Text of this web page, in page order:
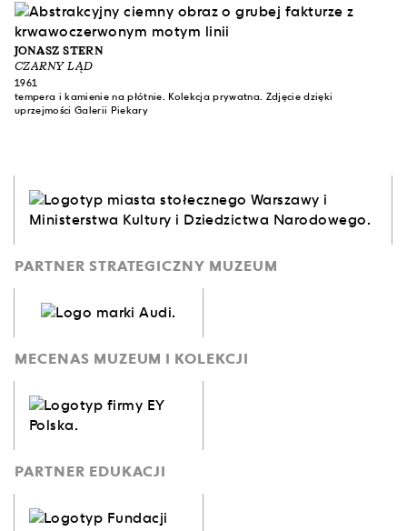
JONASZ STERN
CZARNY LĄD
1961
tempera i kamienie na płótnie. Kolekcja prywatna. Zdjęcie dzięki
uprzejmości Galerii Piekary
PARTNER STRATEGICZNY MUZEUM
MECENAS MUZEUM I KOLEKCJI
PARTNER EDUKACJI